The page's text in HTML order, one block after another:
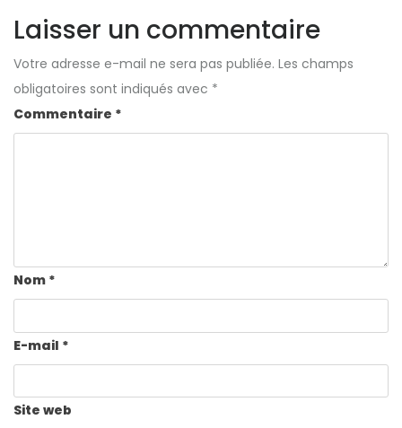
Laisser un commentaire
Votre adresse e-mail ne sera pas publiée. Les champs
obligatoires sont indiqués avec *
Commentaire *
Nom *
E-mail *
Site web